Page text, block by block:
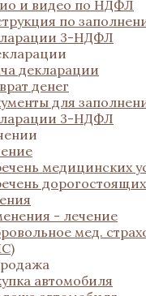
и видео по НДФЛ
по
3-НДФЛ
декларации
денег
для
3-НДФЛ
медицинских
- лечение
мед.
автомобиля